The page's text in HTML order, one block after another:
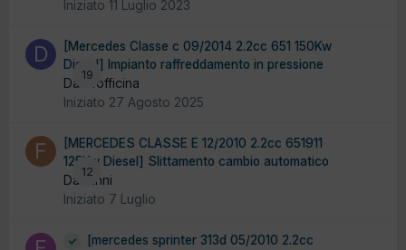
Iniziato 11 Luglio 2023
19
[Mercedes Classe c 09/2014 2.2cc 651 150Kw
Diesel] Impianto raffreddamento in pressione
Da dfofficina
Iniziato 27 Agosto 2025
12
[MERCEDES CLASSE E 12/2010 2.2cc 651911
125Kw Diesel] Slittamento cambio automatico
Da fanni
Iniziato 7 Luglio
[mercedes sprinter 313d 05/2010 2.2cc